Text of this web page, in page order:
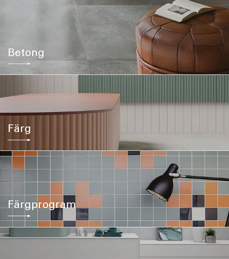
Betong
Färg
Färgprogram